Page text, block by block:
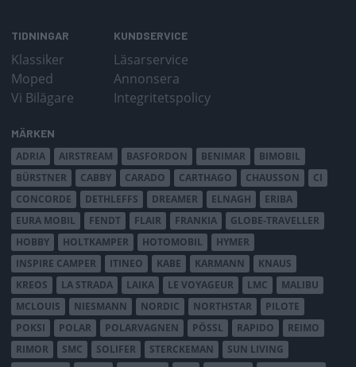
TIDNINGAR
Klassiker
Moped
Vi Bilägare
KUNDSERVICE
Läsarservice
Annonsera
Integritetspolicy
MÄRKEN
ADRIA
AIRSTREAM BASFORDON BENIMAR
BIMOBIL
BÜRSTNER
CABBY CARADO CARTHAGO CHAUSSON
CI
CONCORDE
DETHLEFFS DREAMER ELNAGH
ERIBA
EURA MOBIL
FENDT FLAIR FRANKIA
GLOBE-TRAVELLER
HOBBY
HOLTKAMPER HOTOMOBIL
HYMER
INSPIRE CAMPER
ITINEO KABE KARMANN
KNAUS
KREOS
LA STRADA LAIKA LE VOYAGEUR LMC
MALIBU
MCLOUIS
NIESMANN NORDIC NORTHSTAR
PILOTE
POKSI
POLAR POLARVAGNEN PÖSSL RAPIDO
REIMO
RIMOR
SMC SOLIFER STERCKEMAN
SUN LIVING